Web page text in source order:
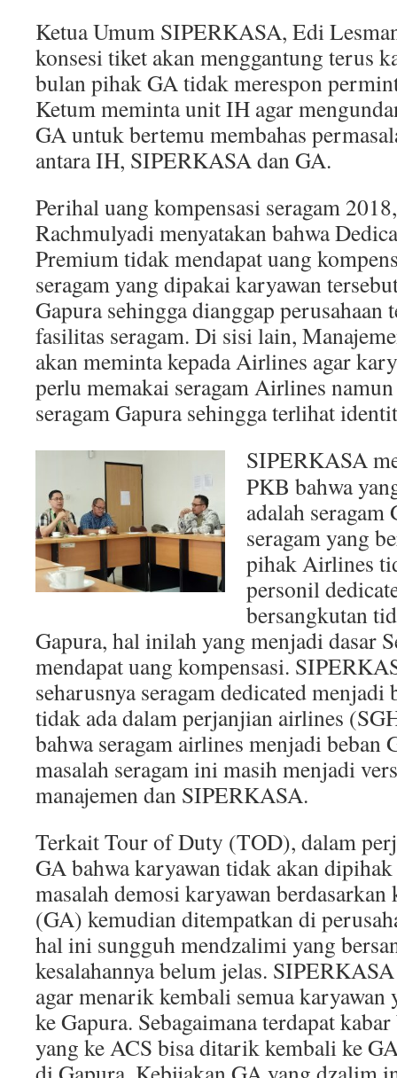
Ketua Umum SIPERKASA, Edi
konsesi tiket akan menggantung terus
bulan pihak GA tidak merespon
Ketum meminta unit IH agar
GA untuk bertemu membahas
antara IH, SIPERKASA dan GA.
Perihal uang kompensasi seragam
Rachmulyadi menyatakan bahwa
Premium tidak mendapat uang
seragam yang dipakai karyawan
Gapura sehingga dianggap perusahaan
fasilitas seragam. Di sisi lain,
akan meminta kepada Airlines agar
perlu memakai seragam Airlines
seragam Gapura sehingga terlihat
SIPERKASA
PKB bahwa
adalah seragam
seragam yang
pihak Airlines
personil
bersangkutan
Gapura, hal inilah yang menjadi dasar
mendapat uang kompensasi.
seharusnya seragam dedicated
tidak ada dalam perjanjian airlines
bahwa seragam airlines menjadi beban
masalah seragam ini masih menjadi
manajemen dan SIPERKASA.
Terkait Tour of Duty (TOD), dalam
GA bahwa karyawan tidak akan
masalah demosi karyawan
(GA) kemudian ditempatkan di
hal ini sungguh mendzalimi yang
kesalahannya belum jelas.
agar menarik kembali semua
ke Gapura. Sebagaimana terdapat
yang ke ACS bisa ditarik kembali ke